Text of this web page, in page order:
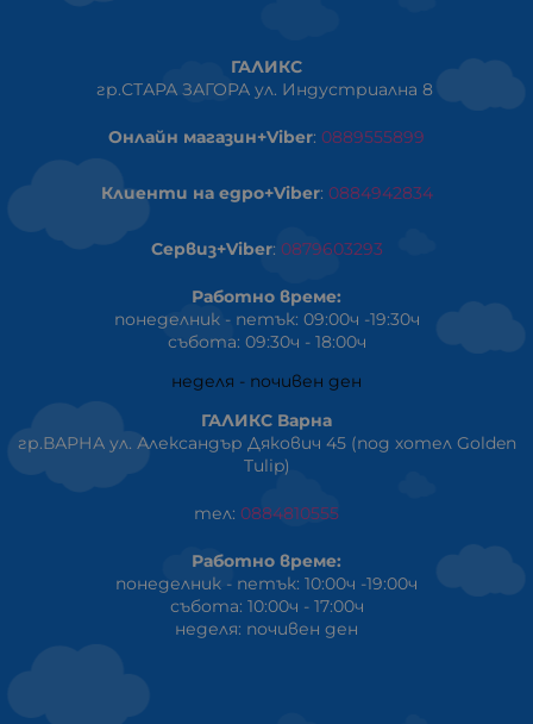
ГАЛИКС
гр.СТАРА ЗАГОРА ул. Индустриална 8
Онлайн магазин+Viber: 0889555899
Клиенти на едро+Viber: 0884942834
Сервиз+Viber: 0879603293
Работно време:
понеделник - петък: 09:00ч -19:30ч
събота: 09:30ч - 18:00ч
неделя - почивен ден
ГАЛИКС Варна
гр.ВАРНА ул. Александър Дякович 45 (под хотел Golden
Tulip)
тел: 0884810555
Работно време:
понеделник - петък: 10:00ч -19:00ч
събота: 10:00ч - 17:00ч
неделя: почивен ден